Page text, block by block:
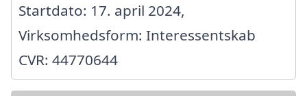
Startdato: 17. april 2024,
Virksomhedsform: Interessentskab
CVR: 44770644